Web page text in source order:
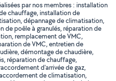
par nos membres : installation
chauffage, installation de
dépannage de climatisation,
de poêle à granulés, réparation de
remplacement de VMC,
de VMC, entretien de
démontage de chaudière,
réparation de chauffage,
d'arrivée de gaz,
de climatisation,